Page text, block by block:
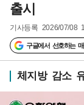
출시
기사등록 2026/07/08
구글에서 선호하는
체지방 감소